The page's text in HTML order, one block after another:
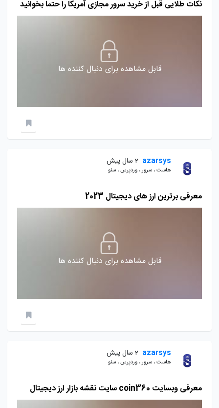
نکات طلایی قبل از خرید سرور مجازی آمریکا را حتما بخوانید
قابل مشاهده برای دنبال کننده ها
azarsys 2 سال پیش
هاست ، سرور ، وردپرس ، سئو
معرفی برترین ارز های دیجیتال 2023
قابل مشاهده برای دنبال کننده ها
azarsys 2 سال پیش
هاست ، سرور ، وردپرس ، سئو
معرفی وبسایت coin360 سایت نقشه بازار ارز دیجیتال